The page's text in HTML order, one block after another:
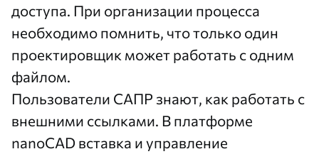
доступа. При организации процесса
необходимо помнить, что только один
проектировщик может работать с одним
файлом.
Пользователи САПР знают, как работать с
внешними ссылками. В платформе
nanoCAD вставка и управление